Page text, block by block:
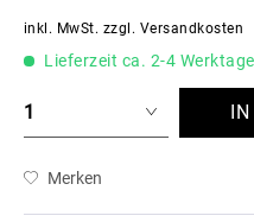
inkl. MwSt. zzgl. Versandkosten
Lieferzeit ca. 2-4 Werktage
Merken